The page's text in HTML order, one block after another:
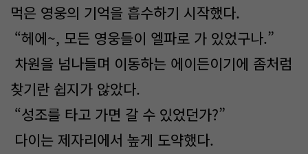
먹은 영웅의 기억을 흡수하기 시작했다.
“헤에~, 모든 영웅들이 엘파로 가 있었구나.”
차원을 넘나들며 이동하는 에이든이기에 좀처럼
찾기란 쉽지가 않았다.
“성조를 타고 가면 갈 수 있었던가?”
다이는 제자리에서 높게 도약했다.